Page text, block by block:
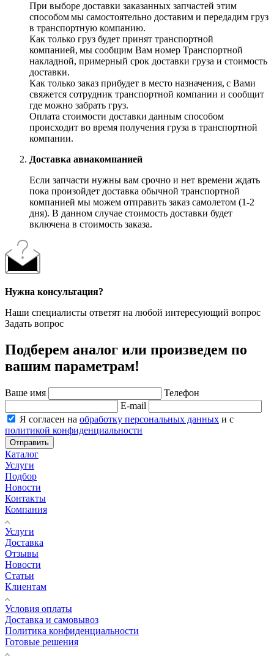
При выборе доставки заказанных запчастей этим
способом мы самостоятельно доставим и передадим груз
в транспортную компанию.
Как только груз будет принят транспортной
компанией, мы сообщим Вам номер Транспортной
накладной, примерный срок доставки груза и стоимость
доставки.
Как только заказ прибудет в место назначения, с Вами
свяжется сотрудник транспортной компании и сообщит
где можно забрать груз.
Оплата стоимости доставки данным способом
происходит во время получения груза в транспортной
компании.
Доставка авиакомпанией
Если запчасти нужны вам срочно и нет времени ждать
пока произойдет доставка обычной транспортной
компанией мы можем отправить заказ самолетом (1-2
дня). В данном случае стоимость доставки будет
включена в стоимость заказа.
Нужна консультация?
Наши специалисты ответят на любой интересующий вопрос
Задать вопрос
Подберем аналог или произведем по
вашим параметрам!
Ваше имя
Телефон
E-mail
Я согласен на обработку персональных данных и с
политикой конфиденциальности
Отправить
Каталог
Услуги
Подбор
Новости
Контакты
Компания
Услуги
Доставка
Отзывы
Новости
Статьи
Клиентам
Условия оплаты
Доставка и самовывоз
Политика конфиденциальности
Готовые решения